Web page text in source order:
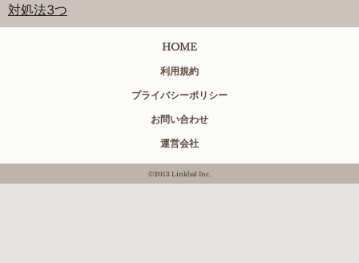
対処法3つ
HOME
利用規約
プライバシーポリシー
お問い合わせ
運営会社
©2013 Linkbal Inc.